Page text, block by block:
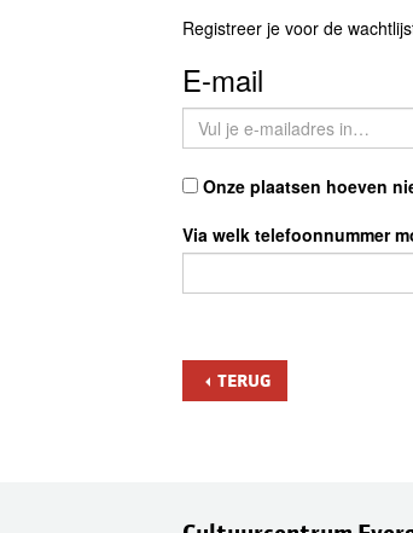
Registreer je voor de
E-mail
Onze plaatsen hoeven
Via welk telefoonnummer
TERUG